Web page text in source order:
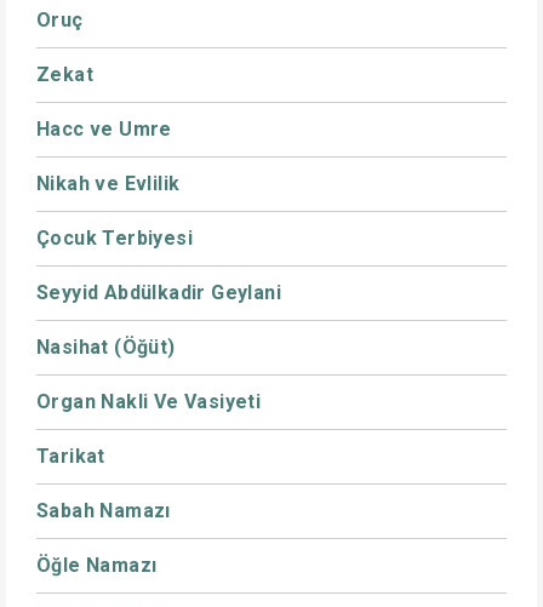
Oruç
Zekat
Hacc ve Umre
Nikah ve Evlilik
Çocuk Terbiyesi
Seyyid Abdülkadir Geylani
Nasihat (Öğüt)
Organ Nakli Ve Vasiyeti
Tarikat
Sabah Namazı
Öğle Namazı